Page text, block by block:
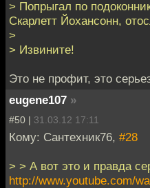
> Попрыгал по
Скарлетт Йохансонн,
>
> Извините!
Это не профит, это
eugene107 »
#50 | 31.03.12 17:11
Кому: Сантехник76, #28
> > А вот это и правда
http://www.youtube.com/